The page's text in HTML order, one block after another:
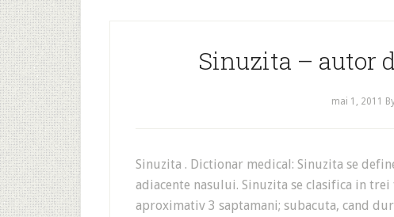
Sinuzita – autor
mai 1, 2011
Sinuzita . Dictionar medical: Sinuzita se
adiacente nasului. Sinuzita se clasifica in
aproximativ 3 saptamani; subacuta, cand